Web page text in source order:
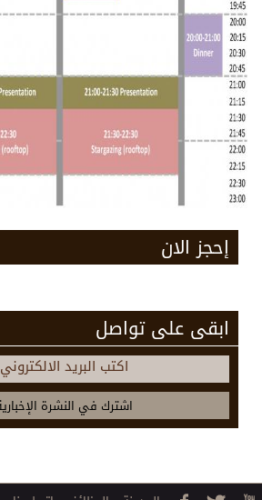
إحجز الان
ابقى على تواصل
اكتب البريد الالكتروني